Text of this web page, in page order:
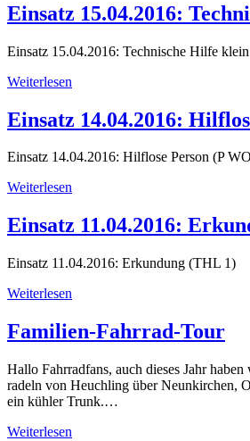
Einsatz 15.04.2016:
Einsatz 15.04.2016: Technische Hilfe
Weiterlesen
Einsatz 14.04.2016:
Einsatz 14.04.2016: Hilflose Person (P
Weiterlesen
Einsatz 11.04.2016:
Einsatz 11.04.2016: Erkundung (THL 1)
Weiterlesen
Familien-Fahrrad-Tour
Hallo Fahrradfans, auch dieses Jahr
radeln von Heuchling über Neunkirchen,
ein kühler Trunk.…
Weiterlesen